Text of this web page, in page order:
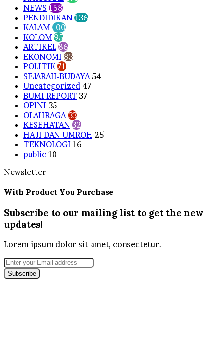
NEWS 168
PENDIDIKAN 136
KALAM 100
KOLOM 95
ARTIKEL 86
EKONOMI 83
POLITIK 71
SEJARAH-BUDAYA 54
Uncategorized 47
BUMI REPORT 37
OPINI 35
OLAHRAGA 33
KESEHATAN 32
HAJI DAN UMROH 25
TEKNOLOGI 16
public 10
Newsletter
With Product You Purchase
Subscribe to our mailing list to get the new
updates!
Lorem ipsum dolor sit amet, consectetur.
Enter
your
Email